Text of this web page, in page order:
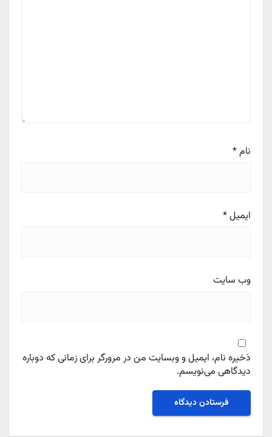
نام*
ایمیل*
وب‌ سایت
ذخیره نام، ایمیل و وبسایت من در مرورگر برای زمانی که دوباره
دیدگاهی می‌نویسم.